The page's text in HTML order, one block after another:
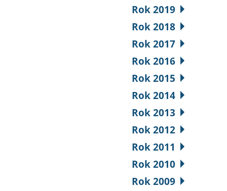
Rok 2019
Rok 2018
Rok 2017
Rok 2016
Rok 2015
Rok 2014
Rok 2013
Rok 2012
Rok 2011
Rok 2010
Rok 2009